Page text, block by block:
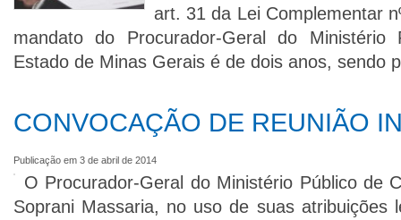
art. 31 da Lei Complementar
mandato do Procurador-Geral do
Estado de Minas Gerais é de dois anos, sendo
CONVOCAÇÃO DE REUNIÃO
Publicação em 3 de abril de 2014
O Procurador-Geral do Ministério Público de
Soprani Massaria, no uso de suas atribuições